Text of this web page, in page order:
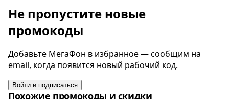
Не пропустите новые
промокоды
Добавьте МегаФон в избранное — сообщим на
email, когда появится новый рабочий код.
Войти и подписаться
Похожие промокоды и скидки